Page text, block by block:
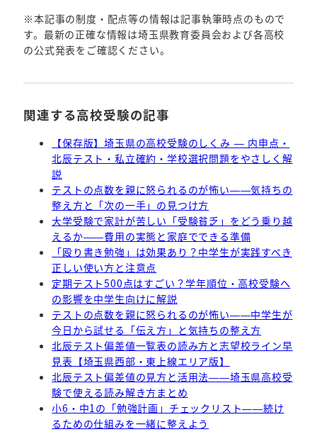
※本記事の制度・配点等の情報は記事執筆時点のもので
す。最新の正確な情報は埼玉県教育委員会および各高校
の公式発表をご確認ください。
関連する高校受験の記事
【保存版】埼玉県の高校受験のしくみ — 内申点・
北辰テスト・私立確約・学校選択問題をやさしく解
説
テストの点数を親に怒られるのが怖い——気持ちの
整え方と「次の一手」の見つけ方
大学受験で家計が苦しい「受験貧乏」をどう乗り越
えるか——費用の実態と家庭でできる準備
「殴り書き勉強」は効果あり？中学生が実践すべき
正しい使い方と注意点
定期テスト500点はすごい？学年順位・高校受験へ
の影響を中学生向けに解説
テストの点数を親に怒られるのが怖い——中学生が
今日から試せる「伝え方」と気持ちの整え方
北辰テスト偏差値一覧表の読み方と志望校ライン早
見表【埼玉県西部・東上線エリア版】
北辰テスト偏差値の見方と活用法——埼玉県高校受
験で使える読み解き方まとめ
小6・中1の「勉強計画」チェックリスト——続け
るための仕組みを一緒に整えよう